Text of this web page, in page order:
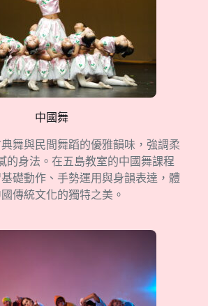
中國舞
舞與民間舞蹈的優雅韻味，強調柔
的身法。在五島教室的中國舞課程
礎動作、手勢運用與身韻表達，體
傳統文化的獨特之美。